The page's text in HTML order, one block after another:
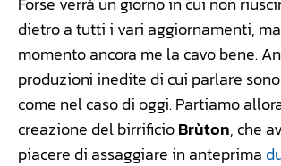
dietro a tutti i vari aggiornamenti,
momento ancora me la cavo bene.
produzioni inedite di cui parlare
come nel caso di oggi. Partiamo
creazione del birrificioBrùton, che
piacere di assaggiare in anteprima